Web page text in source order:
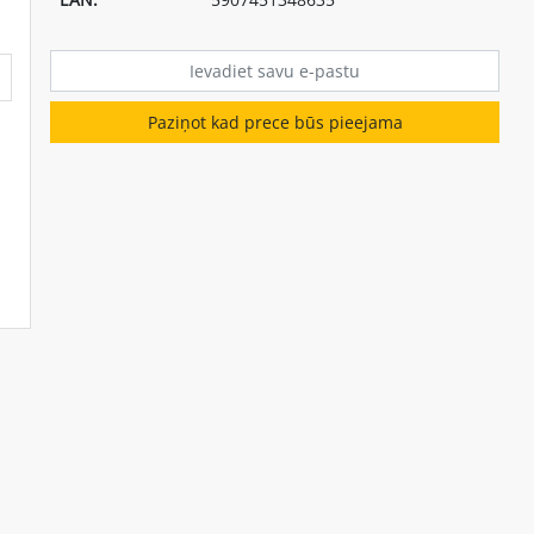
Paziņot kad prece būs pieejama